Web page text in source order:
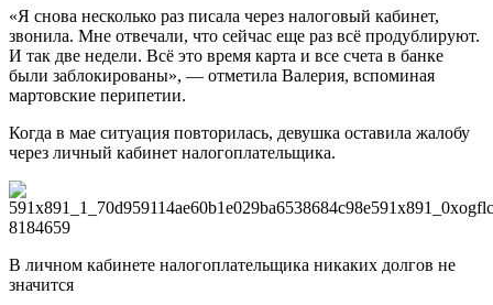
«Я снова несколько раз писала через налоговый кабинет,
звонила. Мне отвечали, что сейчас еще раз всё продублируют.
И так две недели. Всё это время карта и все счета в банке
были заблокированы», — отметила Валерия, вспоминая
мартовские перипетии.
Когда в мае ситуация повторилась, девушка оставила жалобу
через личный кабинет налогоплательщика.
В личном кабинете налогоплательщика никаких долгов не
значится